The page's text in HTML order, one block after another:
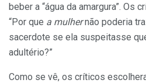
beber a “água da amargura”. Os
“Por que a mulhernão poderia
sacerdote se ela suspeitasse
adultério?”
Como se vê, os críticos